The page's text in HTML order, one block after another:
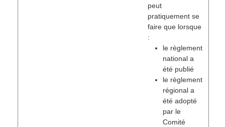
peut
pratiquement se
faire que lorsque
:
le règlement
national a
été publié
le règlement
régional a
été adopté
par le
Comité